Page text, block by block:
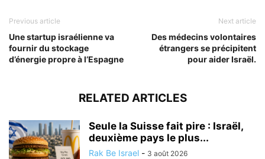
Previous article
Une startup israélienne va
fournir du stockage
d’énergie propre à l’Espagne
Next article
Des médecins volontaires
étrangers se précipitent
pour aider Israël.
RELATED ARTICLES
Seule la Suisse fait pire : Israël,
deuxième pays le plus...
Rak Be Israel - 3 août 2026